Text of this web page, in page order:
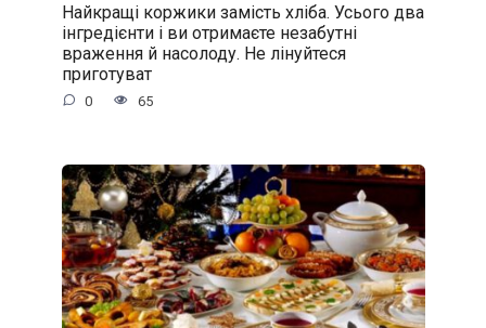
Найкращі коржики замість хліба. Усього два
інгредієнти і ви отримаєте незабутні
враження й насолоду. Не лінуйтеся
приготуват
0 65